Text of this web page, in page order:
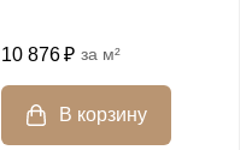
10 876 м²